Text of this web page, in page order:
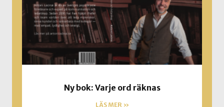
Ny bok: Varje ord räknas
LÄS MER »